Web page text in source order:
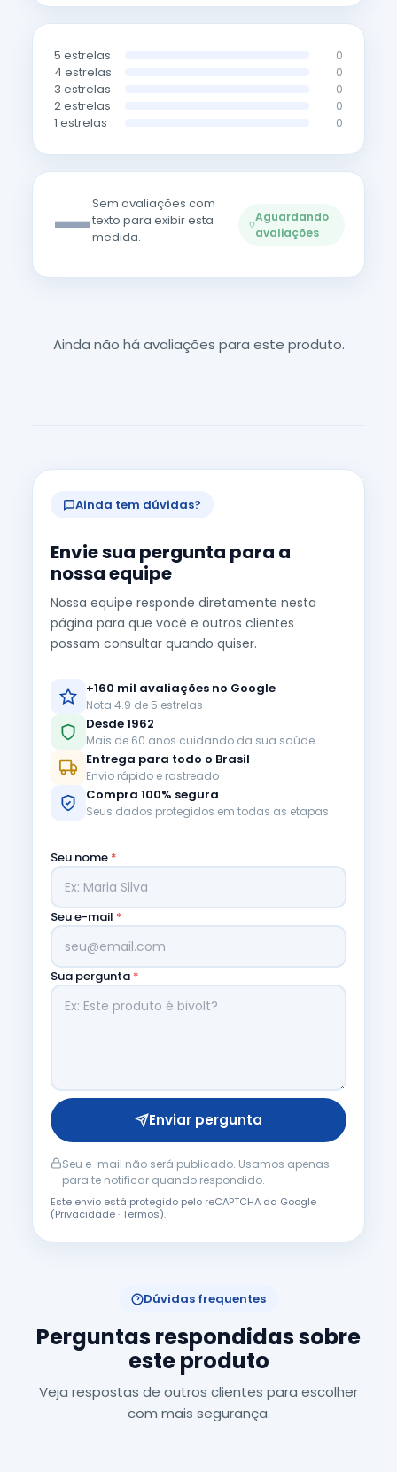
5 estrelas 0
4 estrelas 0
3 estrelas 0
2 estrelas 0
1 estrelas 0
—Sem avaliações com
texto para exibir esta
medida.
Aguardando
avaliações
Ainda não há avaliações para este produto.
Ainda tem dúvidas?
Envie sua pergunta para a
nossa equipe
Nossa equipe responde diretamente nesta
página para que você e outros clientes
possam consultar quando quiser.
+160 mil avaliações no Google
Nota 4.9 de 5 estrelas
Desde 1962
Mais de 60 anos cuidando da sua saúde
Entrega para todo o Brasil
Envio rápido e rastreado
Compra 100% segura
Seus dados protegidos em todas as etapas
Seu nome *
Seu e-mail *
Sua pergunta *
Enviar pergunta
Seu e-mail não será publicado. Usamos apenas
para te notificar quando respondido.
Este envio está protegido pelo reCAPTCHA da Google
(Privacidade·Termos).
Dúvidas frequentes
Perguntas respondidas sobre
este produto
Veja respostas de outros clientes para escolher
com mais segurança.